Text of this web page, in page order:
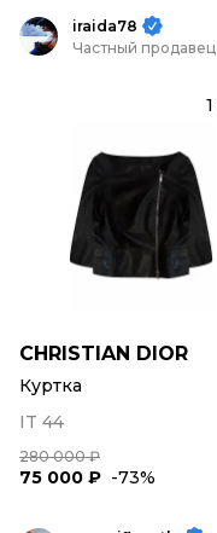
iraida78
Частный продавец
1
CHRISTIAN DIOR
Куртка
IT 44
280 000 ₽
75 000 ₽ -73%